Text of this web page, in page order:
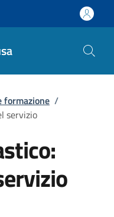
formazione /
servizio